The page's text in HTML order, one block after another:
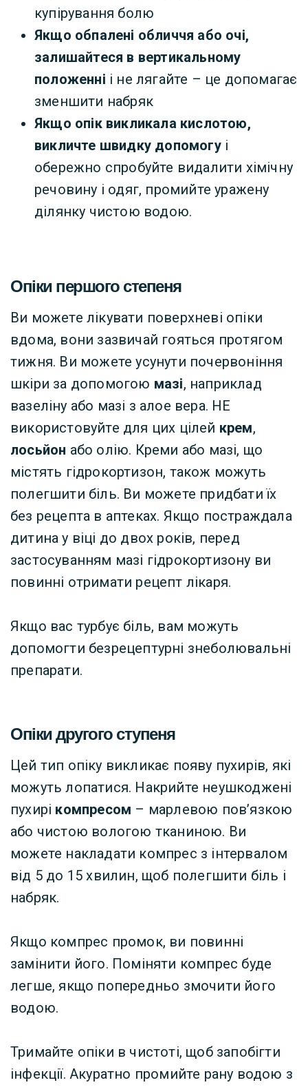
купірування болю
Якщо обпалені обличчя або очі,
залишайтеся в вертикальному
положенні і не лягайте – це допомагає
зменшити набряк
Якщо опік викликала кислотою,
викличте швидку допомогуі
обережно спробуйте видалити хімічну
речовину і одяг, промийте уражену
ділянку чистою водою.
Опіки першого степеня
Ви можете лікувати поверхневі опіки
вдома, вони зазвичай гояться протягом
тижня. Ви можете усунути почервоніння
шкіри за допомогою мазі, наприклад
вазеліну або мазі з алое вера. НЕ
використовуйте для цих цілей крем,
лосьйон або олію. Креми або мазі, що
містять гідрокортизон, також можуть
полегшити біль. Ви можете придбати їх
без рецепта в аптеках. Якщо постраждала
дитина у віці до двох років, перед
застосуванням мазі гідрокортизону ви
повинні отримати рецепт лікаря.
Якщо вас турбує біль, вам можуть
допомогти безрецептурні знеболювальні
препарати.
Опіки другого ступеня
Цей тип опіку викликає появу пухирів, які
можуть лопатися. Накрийте неушкоджені
пухирі компресом – марлевою пов’язкою
або чистою вологою тканиною. Ви
можете накладати компрес з інтервалом
від 5 до 15 хвилин, щоб полегшити біль і
набряк.
Якщо компрес промок, ви повинні
замінити його. Поміняти компрес буде
легше, якщо попередньо змочити його
водою.
Тримайте опіки в чистоті, щоб запобігти
інфекції. Акуратно промийте рану водою з